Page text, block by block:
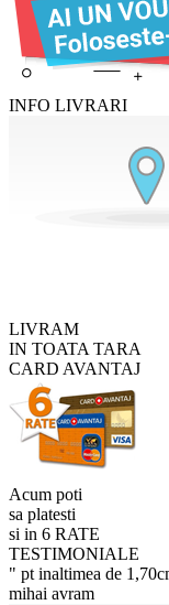
INFO LIVRARI
LIVRAM
IN TOATA TARA
CARD AVANTAJ
Acum poti
sa platesti
si in 6 RATE
TESTIMONIALE
" pt inaltimea de
mihai avram